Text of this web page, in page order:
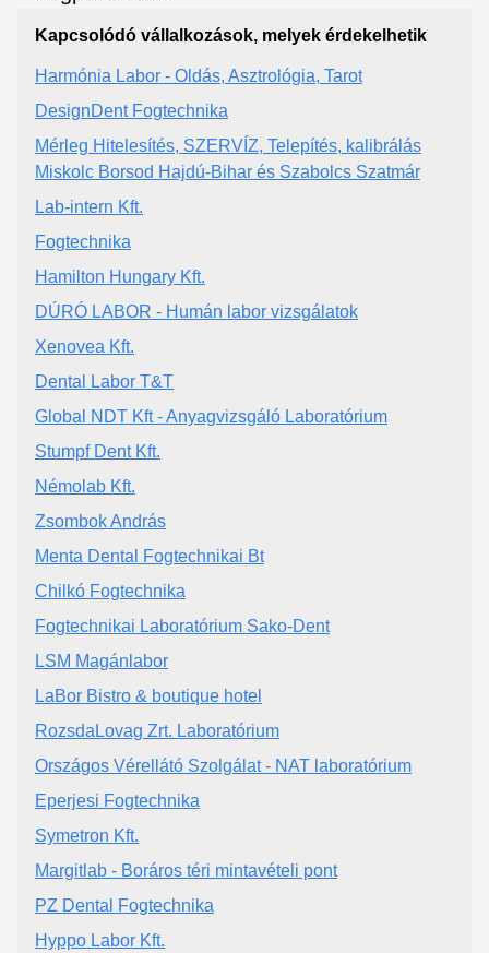
Kapcsolódó vállalkozások, melyek érdekelhetik
Harmónia Labor - Oldás, Asztrológia, Tarot
DesignDent Fogtechnika
Mérleg Hitelesítés, SZERVÍZ, Telepítés, kalibrálás
Miskolc Borsod Hajdú-Bihar és Szabolcs Szatmár
Lab-intern Kft.
Fogtechnika
Hamilton Hungary Kft.
DÚRÓ LABOR - Humán labor vizsgálatok
Xenovea Kft.
Dental Labor T&T
Global NDT Kft - Anyagvizsgáló Laboratórium
Stumpf Dent Kft.
Némolab Kft.
Zsombok András
Menta Dental Fogtechnikai Bt
Chilkó Fogtechnika
Fogtechnikai Laboratórium Sako-Dent
LSM Magánlabor
LaBor Bistro & boutique hotel
RozsdaLovag Zrt. Laboratórium
Országos Vérellátó Szolgálat - NAT laboratórium
Eperjesi Fogtechnika
Symetron Kft.
Margitlab - Boráros téri mintavételi pont
PZ Dental Fogtechnika
Hyppo Labor Kft.